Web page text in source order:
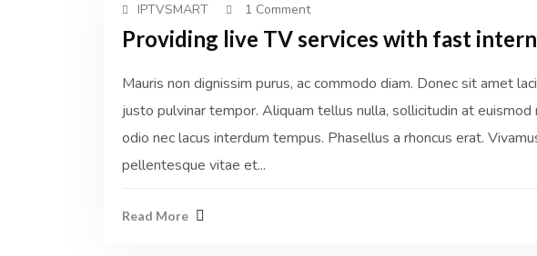
IPTVSMART 1 Comment
Providing live TV services with fast
Mauris non dignissim purus, ac commodo diam. Donec sit amet
justo pulvinar tempor. Aliquam tellus nulla, sollicitudin at euismod
odio nec lacus interdum tempus. Phasellus a rhoncus erat.
pellentesque vitae et...
Read More